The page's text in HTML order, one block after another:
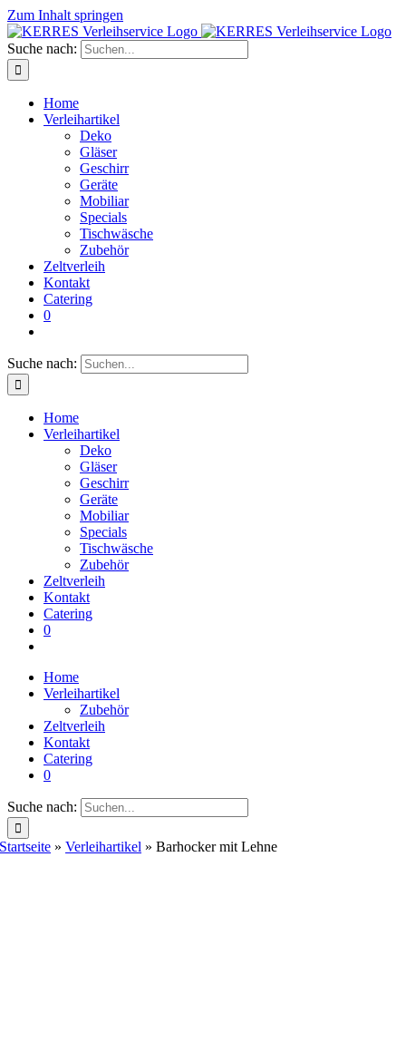
Zum Inhalt springen
Suche nach:
Home
Verleihartikel
Deko
Gläser
Geschirr
Geräte
Mobiliar
Specials
Tischwäsche
Zubehör
Zeltverleih
Kontakt
Catering
0
Suche nach:
Home
Verleihartikel
Deko
Gläser
Geschirr
Geräte
Mobiliar
Specials
Tischwäsche
Zubehör
Zeltverleih
Kontakt
Catering
0
Home
Verleihartikel
Zubehör
Zeltverleih
Kontakt
Catering
0
Suche nach:
Startseite »Verleihartikel »Barhocker mit Lehne